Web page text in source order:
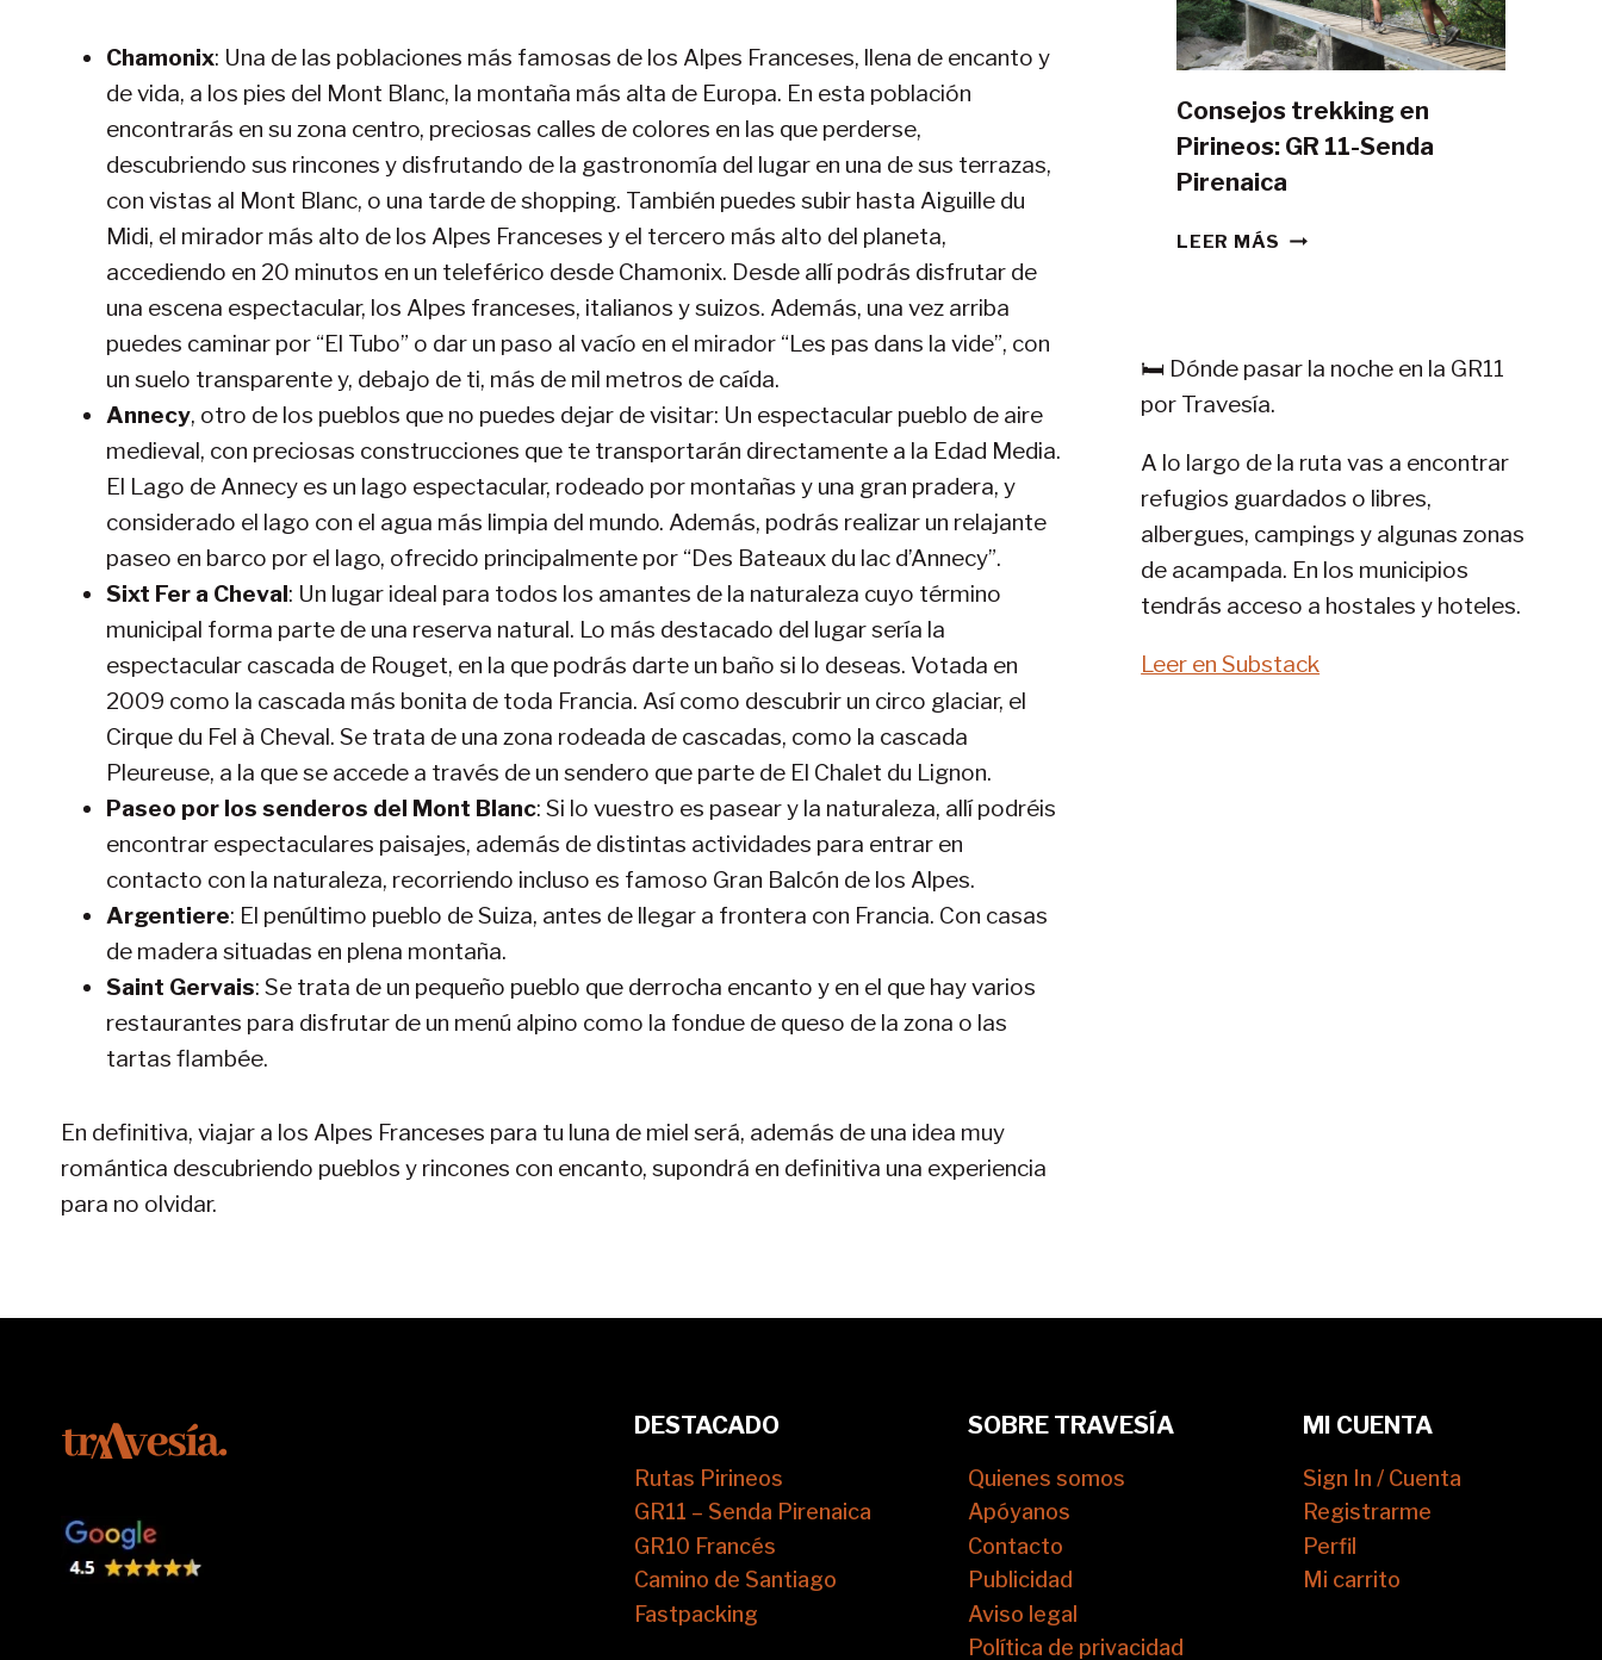
Chamonix: Una de las poblaciones más famosas de los Alpes Franceses, llena de encanto y
de vida, a los pies del Mont Blanc, la montaña más alta de Europa. En esta población
encontrarás en su zona centro, preciosas calles de colores en las que perderse,
descubriendo sus rincones y disfrutando de la gastronomía del lugar en una de sus terrazas,
con vistas al Mont Blanc, o una tarde de shopping. También puedes subir hasta Aiguille du
Midi, el mirador más alto de los Alpes Franceses y el tercero más alto del planeta,
accediendo en 20 minutos en un teleférico desde Chamonix. Desde allí podrás disfrutar de
una escena espectacular, los Alpes franceses, italianos y suizos. Además, una vez arriba
puedes caminar por “El Tubo” o dar un paso al vacío en el mirador “Les pas dans la vide”, con
un suelo transparente y, debajo de ti, más de mil metros de caída.
Annecy, otro de los pueblos que no puedes dejar de visitar: Un espectacular pueblo de aire
medieval, con preciosas construcciones que te transportarán directamente a la Edad Media.
El Lago de Annecy es un lago espectacular, rodeado por montañas y una gran pradera, y
considerado el lago con el agua más limpia del mundo. Además, podrás realizar un relajante
paseo en barco por el lago, ofrecido principalmente por “Des Bateaux du lac d’Annecy”.
Sixt Fer a Cheval: Un lugar ideal para todos los amantes de la naturaleza cuyo término
municipal forma parte de una reserva natural. Lo más destacado del lugar sería la
espectacular cascada de Rouget, en la que podrás darte un baño si lo deseas. Votada en
2009 como la cascada más bonita de toda Francia. Así como descubrir un circo glaciar, el
Cirque du Fel à Cheval. Se trata de una zona rodeada de cascadas, como la cascada
Pleureuse, a la que se accede a través de un sendero que parte de El Chalet du Lignon.
Paseo por los senderos del Mont Blanc: Si lo vuestro es pasear y la naturaleza, allí podréis
encontrar espectaculares paisajes, además de distintas actividades para entrar en
contacto con la naturaleza, recorriendo incluso es famoso Gran Balcón de los Alpes.
Argentiere: El penúltimo pueblo de Suiza, antes de llegar a frontera con Francia. Con casas
de madera situadas en plena montaña.
Saint Gervais: Se trata de un pequeño pueblo que derrocha encanto y en el que hay varios
restaurantes para disfrutar de un menú alpino como la fondue de queso de la zona o las
tartas flambée.
En definitiva, viajar a los Alpes Franceses para tu luna de miel será, además de una idea muy
romántica descubriendo pueblos y rincones con encanto, supondrá en definitiva una experiencia
para no olvidar.
DE
CAMPAÑA?
Consejos trekking en
Pirineos: GR 11-Senda
Pirenaica
LEER MÁS CONSEJOS
11-
🛏️ Dónde pasar la noche en la GR11
por Travesía.
A lo largo de la ruta vas a encontrar
refugios guardados o libres,
albergues, campings y algunas zonas
de acampada. En los municipios
tendrás acceso a hostales y hoteles.
Leer en Substack
DESTACADO
Rutas Pirineos
GR11 – Senda Pirenaica
GR10 Francés
Camino de Santiago
Fastpacking
SOBRE TRAVESÍA
Quienes somos
Apóyanos
Contacto
Publicidad
Aviso legal
Política de privacidad
MI CUENTA
Sign In / Cuenta
Registrarme
Perfil
Mi carrito